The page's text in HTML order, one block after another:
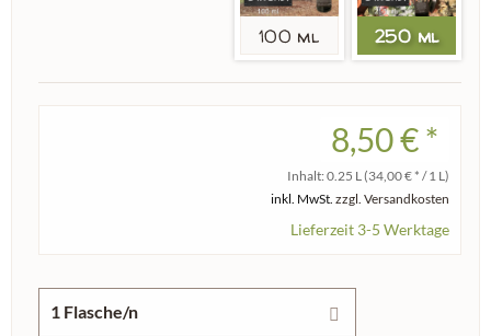
250 ml
100 ml
8,50 € *
Inhalt:0.25 L(34,00 € * / 1 L)
inkl. MwSt.zzgl. Versandkosten
Lieferzeit 3-5 Werktage